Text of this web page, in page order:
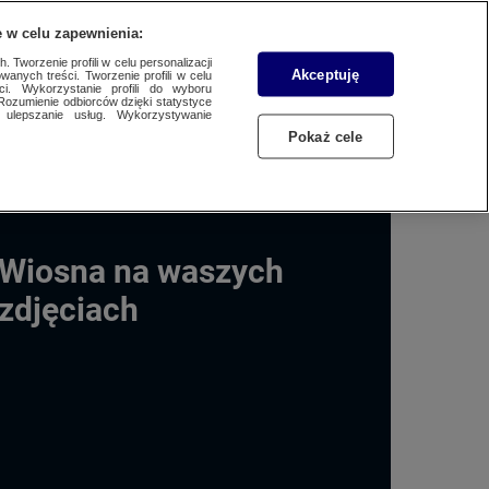
WYŚLIJ MATERIAŁ
na waszych
w celu zapewnienia:
Tworzenie profili w celu personalizacji
treści. Tworzenie profili w celu
Wykorzystanie profili do wyboru
odbiorców dzięki statystyce
usług. Wykorzystywanie
Akceptuję
Pokaż cele